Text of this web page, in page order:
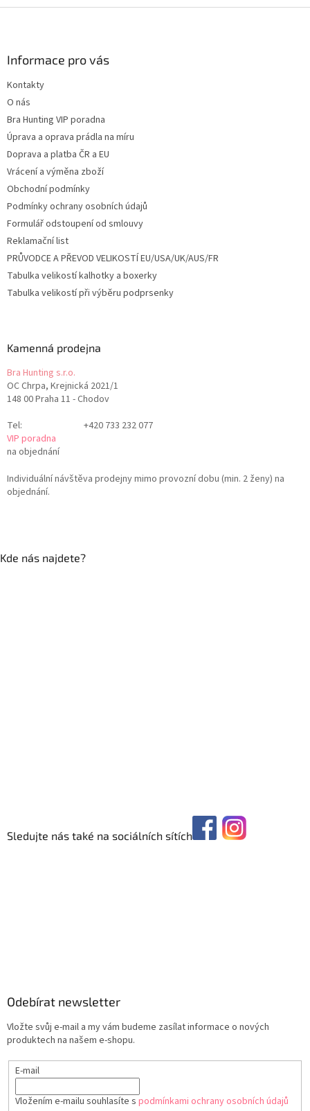
Informace pro vás
Kontakty
O nás
Bra Hunting VIP poradna
Úprava a oprava prádla na míru
Doprava a platba ČR a EU
Vrácení a výměna zboží
Obchodní podmínky
Podmínky ochrany osobních údajů
Formulář odstoupení od smlouvy
Reklamační list
PRŮVODCE A PŘEVOD VELIKOSTÍ EU/USA/UK/AUS/FR
Tabulka velikostí kalhotky a boxerky
Tabulka velikostí při výběru podprsenky
Kamenná prodejna
Bra Hunting s.r.o.
OC Chrpa, Krejnická 2021/1
148 00 Praha 11 - Chodov
Tel:
+420 733 232 077
VIP poradna
na objednání
Individuální návštěva prodejny mimo provozní dobu (min. 2 ženy) na
objednání.
Kde nás najdete?
Sledujte nás také na sociálních sítích
Odebírat newsletter
Vložte svůj e-mail a my vám budeme zasílat informace o nových
produktech na našem e-shopu.
E-mail
Vložením e-mailu souhlasíte s podmínkami ochrany osobních údajů